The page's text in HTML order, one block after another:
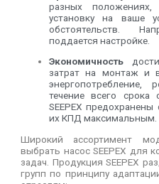
разных
установку на ваше
обстоятельств.
поддается настройке.
Экономичность
затрат на монтаж и
течение всего срока
SEEPEX
их КПД максимальным.
Широкий ассортимент
выбрать насос SEEPEX для
задач. Продукция SEEPEX
групп по принципу